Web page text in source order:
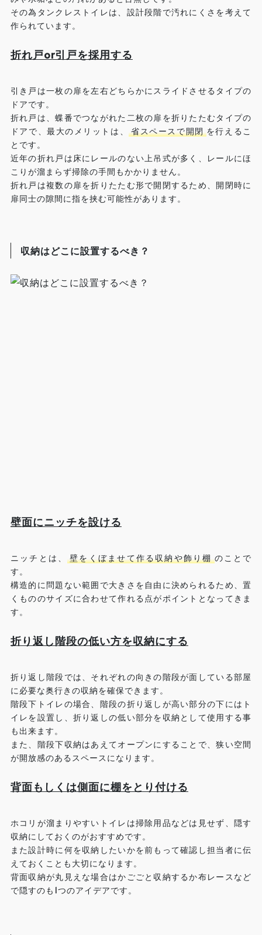
その為タンクレストイレは、設計段階で汚れにくさを考えて
作られています。
折れ戸or引戸を採用する
引き戸は一枚の扉を左右どちらかにスライドさせるタイプの
ドアです。
折れ戸は、蝶番でつながれた二枚の扉を折りたたむタイプの
ドアで、最大のメリットは、 省スペースで開閉 を行えるこ
とです。
近年の折れ戸は床にレールのない上吊式が多く、レールにほ
こりが溜まらず掃除の手間もかかりません。
折れ戸は複数の扉を折りたたむ形で開閉するため、開閉時に
扉同士の隙間に指を挟む可能性があります。
収納はどこに設置するべき？
壁面にニッチを設ける
ニッチとは、 壁をくぼませて作る収納や飾り棚 のことで
す。
構造的に問題ない範囲で大きさを自由に決められるため、置
くもののサイズに合わせて作れる点がポイントとなってきま
す。
折り返し階段の低い方を収納にする
折り返し階段では、それぞれの向きの階段が面している部屋
に必要な奥行きの収納を確保できます。
階段下トイレの場合、階段の折り返しが高い部分の下にはト
イレを設置し、折り返しの低い部分を収納として使用する事
も出来ます。
また、階段下収納はあえてオープンにすることで、狭い空間
が開放感のあるスペースになります。
背面もしくは側面に棚をとり付ける
ホコリが溜まりやすいトイレは掃除用品などは見せず、隠す
収納にしておくのがおすすめです。
また設計時に何を収納したいかを前もって確認し担当者に伝
えておくことも大切になります。
背面収納が丸見えな場合はかごごと収納するか布レースなど
で隠すのも1つのアイデアです。